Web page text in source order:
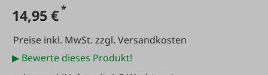
14,95 €*
Preise inkl. MwSt. zzgl. Versandkosten
▶ Bewerte dieses Produkt!